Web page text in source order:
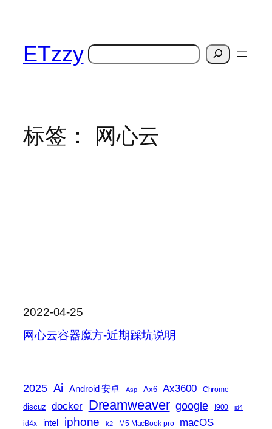
ETzzy 搜
标签： 网心云
2022-04-25
网心云容器魔方-近期踩坑说明
2025 Ai Android 安卓 Asp Ax6 Ax3600 Chrome
discuz docker Dreamweaver google I900 id4
id4x intel iphone k2 M5 MacBook pro macOS